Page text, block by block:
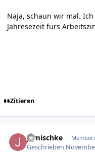
Naja, schaun wir mal.
Jahresezeit fürs
Zitieren
jgmischke
Geschrieben